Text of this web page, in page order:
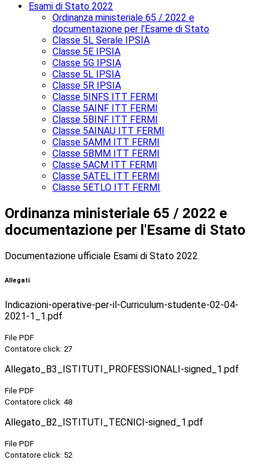
Esami di Stato 2022
Ordinanza ministeriale 65 / 2022 e
documentazione per l'Esame di Stato
Classe 5L Serale IPSIA
Classe 5E IPSIA
Classe 5G IPSIA
Classe 5L IPSIA
Classe 5R IPSIA
Classe 5INFS ITT FERMI
Classe 5AINF ITT FERMI
Classe 5BINF ITT FERMI
Classe 5AINAU ITT FERMI
Classe 5AMM ITT FERMI
Classe 5BMM ITT FERMI
Classe 5ACM ITT FERMI
Classe 5ATEL ITT FERMI
Classe 5ETLO ITT FERMI
Ordinanza ministeriale 65 / 2022 e
documentazione per l'Esame di Stato
Documentazione ufficiale Esami di Stato 2022.
Allegati
Indicazioni-operative-per-il-Curriculum-studente-02-04-
2021-1_1.pdf
File PDF
Contatore click: 27
Allegato_B3_ISTITUTI_PROFESSIONALI-signed_1.pdf
File PDF
Contatore click: 48
Allegato_B2_ISTITUTI_TECNICI-signed_1.pdf
File PDF
Contatore click: 52